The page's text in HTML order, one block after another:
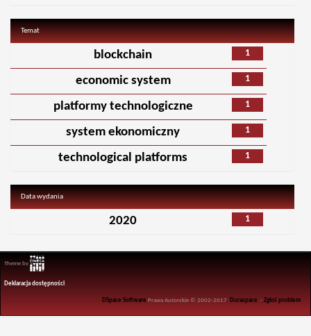
Temat
1
blockchain
1
economic system
1
platformy technologiczne
1
system ekonomiczny
1
technological platforms
Data wydania
1
2020
Theme by
Deklaracja dostępności
DSpace Software Prawa Autorskie © 2002-2017 Duraspace -Zgłoś problem